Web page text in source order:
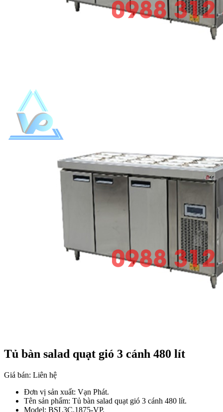
Tủ bàn salad quạt gió 3 cánh 480 lít
Giá bán: Liên hệ
Đơn vị sản xuất: Vạn Phát.
Tên sản phẩm: Tủ bàn salad quạt gió 3 cánh 480 lít.
Model: BSL3C.1875-VP.